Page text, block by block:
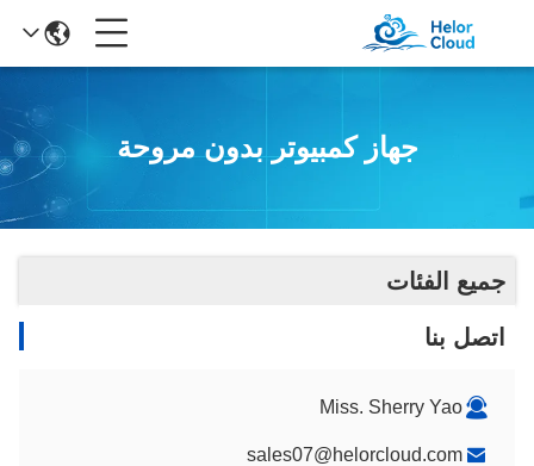
جهاز كمبيوتر بدون مروحة
جميع الفئات
اتصل بنا
Miss. Sherry Yao
sales07@helorcloud.com